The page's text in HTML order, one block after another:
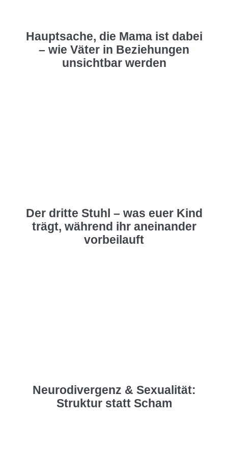
Hauptsache, die Mama ist dabei
– wie Väter in Beziehungen
unsichtbar werden
Der dritte Stuhl – was euer Kind
trägt, während ihr aneinander
vorbeilauft
Neurodivergenz & Sexualität:
Struktur statt Scham